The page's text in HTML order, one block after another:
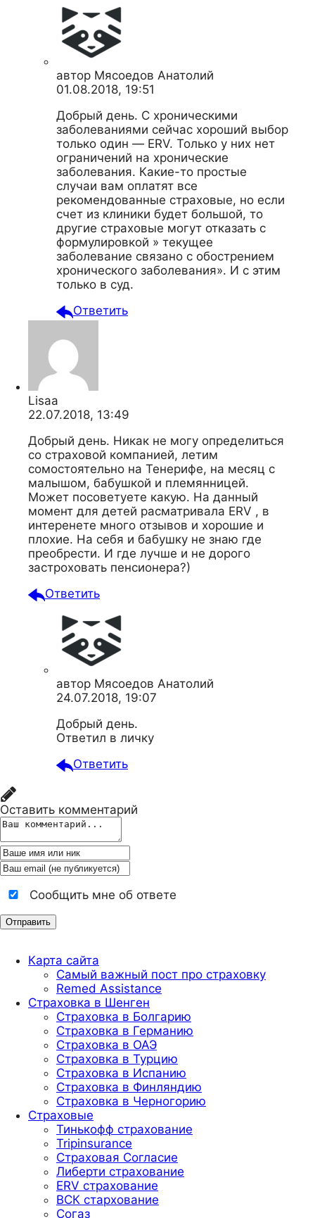
автор Мясоедов Анатолий
01.08.2018, 19:51
Добрый день. С хроническими
заболеваниями сейчас хороший выбор
только один — ERV. Только у них нет
ограничений на хронические
заболевания. Какие-то простые
случаи вам оплатят все
рекомендованные страховые, но если
счет из клиники будет большой, то
другие страховые могут отказать с
формулировкой » текущее
заболевание связано с обострением
хронического заболевания». И с этим
только в суд.
Ответить
Lisaa
22.07.2018, 13:49
Добрый день. Никак не могу определиться
со страховой компанией, летим
сомостоятельно на Тенерифе, на месяц с
малышом, бабушкой и племянницей.
Может посоветуете какую. На данный
момент для детей расматривала ERV , в
интеренете много отзывов и хорошие и
плохие. На себя и бабушку не знаю где
преобрести. И где лучше и не дорого
застроховать пенсионера?)
Ответить
автор Мясоедов Анатолий
24.07.2018, 19:07
Добрый день.
Ответил в личку
Ответить
Оставить комментарий
Сообщить мне об ответе
Карта сайта
Самый важный пост про страховку
Remed Assistance
Страховка в Шенген
Страховка в Болгарию
Страховка в Германию
Страховка в ОАЭ
Страховка в Турцию
Страховка в Испанию
Страховка в Финляндию
Страховка в Черногорию
Страховые
Тинькофф страхование
Tripinsurance
Страховая Согласие
Либерти страхование
ERV страхование
ВСК стархование
Согаз